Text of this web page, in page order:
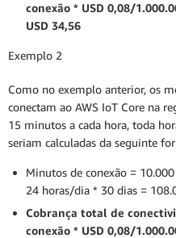
conexão * USD 0,08/
USD 34,56
Exemplo 2
Como no exemplo anterior, os
conectam ao AWS IoT Core na
15 minutos a cada hora, toda
seriam calculadas da seguinte
Minutos de conexão =
24 horas/dia * 30 dias =
Cobrança total de
conexão * USD 0,08/